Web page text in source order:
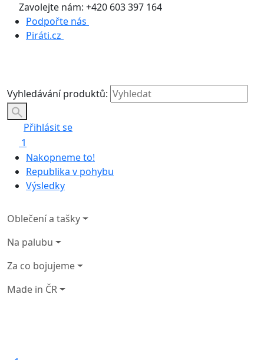
Zavolejte nám: +420 603 397 164
Podpořte nás
Piráti.cz
Vyhledávání produktů:
Přihlásit se
1
Nakopneme to!
Republika v pohybu
Výsledky
Oblečení a tašky
Na palubu
Za co bojujeme
Made in ČR